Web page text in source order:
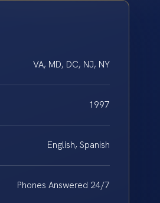
VA, MD, DC, NJ, NY
1997
English, Spanish
Phones Answered 24/7